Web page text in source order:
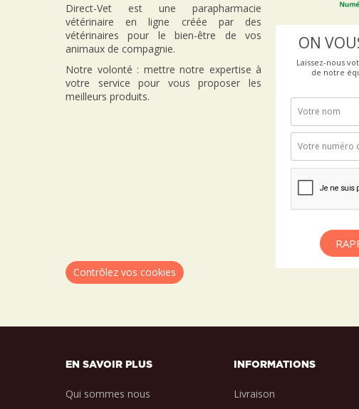
Direct-Vet est une parapharmacie
vétérinaire en ligne créée par des
vétérinaires pour le bien-être de vos
animaux de compagnie.
Notre volonté : mettre notre expertise à
votre service pour vous proposer les
meilleurs produits.
ON
Laissez-nous
de notre
Contrôlez vos cookies
EN SAVOIR PLUS
Qui sommes nous
INFORMATIONS
Livraison